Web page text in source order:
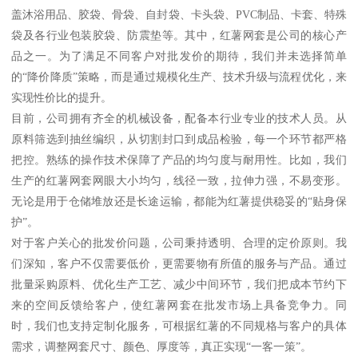
盖沐浴用品、胶袋、骨袋、自封袋、卡头袋、PVC制品、卡套、特殊
袋及各行业包装胶袋、防震垫等。其中，红薯网套是公司的核心产
品之一。为了满足不同客户对批发价的期待，我们并未选择简单
的“降价降质”策略，而是通过规模化生产、技术升级与流程优化，来
实现性价比的提升。
目前，公司拥有齐全的机械设备，配备本行业专业的技术人员。从
原料筛选到抽丝编织，从切割封口到成品检验，每一个环节都严格
把控。熟练的操作技术保障了产品的均匀度与耐用性。比如，我们
生产的红薯网套网眼大小均匀，线径一致，拉伸力强，不易变形。
无论是用于仓储堆放还是长途运输，都能为红薯提供稳妥的“贴身保
护”。
对于客户关心的批发价问题，公司秉持透明、合理的定价原则。我
们深知，客户不仅需要低价，更需要物有所值的服务与产品。通过
批量采购原料、优化生产工艺、减少中间环节，我们把成本节约下
来的空间反馈给客户，使红薯网套在批发市场上具备竞争力。同
时，我们也支持定制化服务，可根据红薯的不同规格与客户的具体
需求，调整网套尺寸、颜色、厚度等，真正实现“一客一策”。